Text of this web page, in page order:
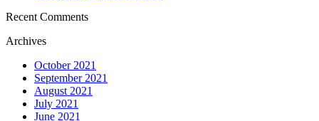
Recent Comments
Archives
October 2021
September 2021
August 2021
July 2021
June 2021